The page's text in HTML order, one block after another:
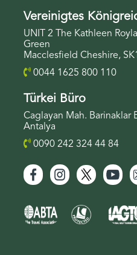
Vereinigtes
UNIT 2 The Kathleen
Green
Macclesfield Cheshire,
0044 1625 800 110
Türkei Büro
Caglayan Mah. Barinaklar
Antalya
0090 242 324 44 84